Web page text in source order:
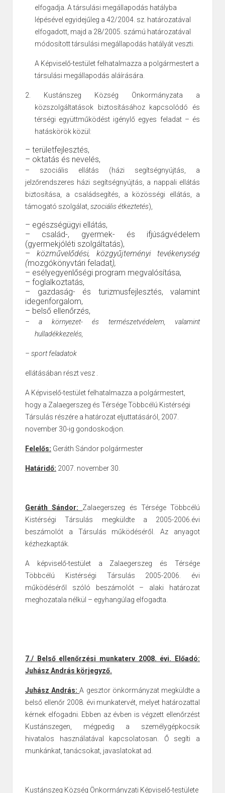
elfogadja. A társulási megállapodás hatályba
lépésével egyidejűleg a 42/2004. sz. határozatával
elfogadott, majd a 28/2005. számú határozatával
módosított társulási megállapodás hatályát veszti.
A Képviselő-testület felhatalmazza a polgármestert a
társulási megállapodás aláírására.
2. Kustánszeg Község Önkormányzata a
közszolgáltatások biztosításához kapcsolódó és
térségi együttműködést igénylő egyes feladat – és
hatáskörök közül:
– területfejlesztés,
– oktatás és nevelés,
– szociális ellátás (házi segítségnyújtás, a
jelzőrendszeres házi segítségnyújtás, a nappali ellátás
biztosítása, a családsegítés, a közösségi ellátás, a
támogató szolgálat, szociális étkeztetés),
– egészségügyi ellátás,
– család-, gyermek- és ifjúságvédelem
(gyermekjóléti szolgáltatás),
–
közművelődési, közgyűjteményi tevékenység
(mozgókönyvtári feladat),
– esélyegyenlőségi program megvalósítása,
– foglalkoztatás,
–
gazdaság- és turizmusfejlesztés, valamint
idegenforgalom,
– belső ellenőrzés,
– a környezet- és természetvédelem, valamint
hulladékkezelés,
– sport feladatok
ellátásában részt vesz .
A Képviselő-testület felhatalmazza a polgármestert,
hogy a Zalaegerszeg és Térsége Többcélú Kistérségi
Társulás részére a határozat eljuttatásáról, 2007.
november 30-ig gondoskodjon.
Felelős: Geráth Sándor polgármester
Határidő: 2007. november 30.
Geráth Sándor: Zalaegerszeg és Térsége Többcélú
Kistérségi Társulás megküldte a 2005-2006.évi
beszámolót a Társulás működéséről. Az anyagot
kézhezkapták.
A képviselő-testület a Zalaegerszeg és Térsége
Többcélú Kistérségi Társulás 2005-2006. évi
működéséről szóló beszámolót – alaki határozat
meghozatala nélkül – egyhangúlag elfogadta.
7./ Belső ellenőrzési munkaterv 2008. évi. Előadó:
Juhász András körjegyző.
Juhász András:A gesztor önkormányzat megküldte a
belső ellenőr 2008. évi munkatervét, melyet határozattal
kérnek elfogadni. Ebben az évben is végzett ellenőrzést
Kustánszegen, mégpedig a személygépkocsik
hivatalos használatával kapcsolatosan. Ő segíti a
munkánkat, tanácsokat, javaslatokat ad.
Kustánszeg Község Önkormányzati Képviselő-testülete